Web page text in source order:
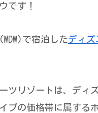
です！
で宿泊したディズ
ツリゾートは、ディ
プの価格帯に属する